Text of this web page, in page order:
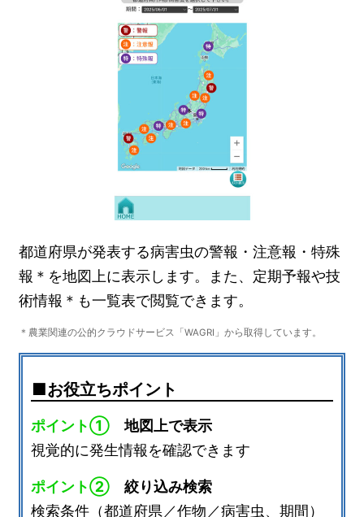
都道府県が発表する病害虫の警報・注意報・特殊
報＊を地図上に表示します。また、定期予報や技
術情報＊も一覧表で閲覧できます。
＊農業関連の公的クラウドサービス「WAGRI」から取得しています。
お役立ちポイント
ポイント① 地図上で表示
視覚的に発生情報を確認できます
ポイント② 絞り込み検索
検索条件（都道府県／作物／病害虫、期間）